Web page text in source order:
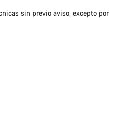
sin previo aviso, excepto por